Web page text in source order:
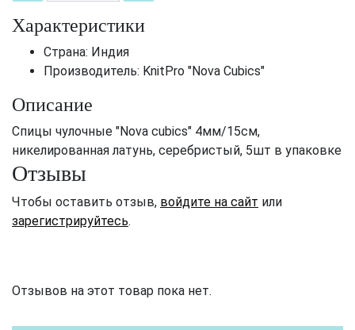
Характеристики
Страна: Индия
Производитель: KnitPro "Nova Cubics"
Описание
Спицы чулочные "Nova cubics" 4мм/15см,
никелированная латунь, серебристый, 5шт в упаковке
Отзывы
Чтобы оставить отзыв, войдите на сайт или
зарегистрируйтесь.
Отзывов на этот товар пока нет.